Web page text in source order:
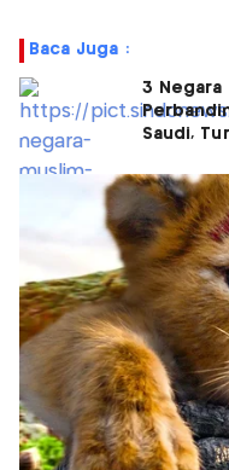
Baca Juga :
3 Negara
Saudi,